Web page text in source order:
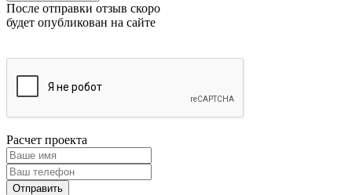
После отправки отзыв скоро
будет опубликован на сайте
Расчет проекта